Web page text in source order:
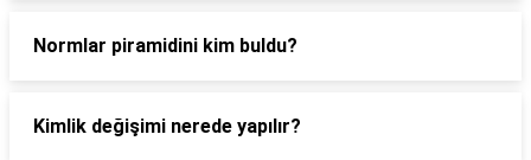
Normlar piramidini kim buldu?
Kimlik değişimi nerede yapılır?